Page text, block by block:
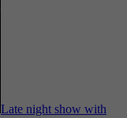
Late night show with